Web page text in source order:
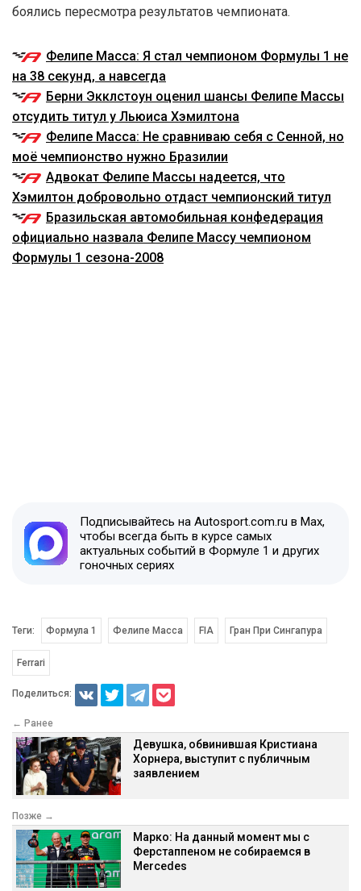
боялись пересмотра результатов чемпионата.
Фелипе Масса: Я стал чемпионом Формулы 1 не
на 38 секунд, а навсегда
Берни Экклстоун оценил шансы Фелипе Массы
отсудить титул у Льюиса Хэмилтона
Фелипе Масса: Не сравниваю себя с Сенной, но
моё чемпионство нужно Бразилии
Адвокат Фелипе Массы надеется, что
Хэмилтон добровольно отдаст чемпионский титул
Бразильская автомобильная конфедерация
официально назвала Фелипе Массу чемпионом
Формулы 1 сезона-2008
Подписывайтесь на Autosport.com.ru в Max,
чтобы всегда быть в курсе самых
актуальных событий в Формуле 1 и других
гоночных сериях
Теги: Формула 1 Фелипе Масса FIA Гран При Сингапура
Ferrari
Поделиться:
← Ранее
Девушка, обвинившая Кристиана
Хорнера, выступит с публичным
заявлением
Позже →
Марко: На данный момент мы с
Ферстаппеном не собираемся в
Mercedes